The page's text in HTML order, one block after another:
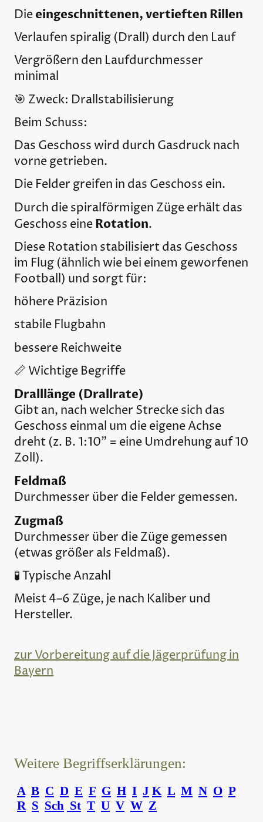
Dieeingeschnittenen, vertieften Rillen
Verlaufen spiralig (Drall) durch den Lauf
Vergrößern den Laufdurchmesser
minimal
🎯 Zweck: Drallstabilisierung
Beim Schuss:
Das Geschoss wird durch Gasdruck nach
vorne getrieben.
Die Felder greifen in das Geschoss ein.
Durch die spiralförmigen Züge erhält das
Geschoss eineRotation.
Diese Rotation stabilisiert das Geschoss
im Flug (ähnlich wie bei einem geworfenen
Football) und sorgt für:
höhere Präzision
stabile Flugbahn
bessere Reichweite
📏 Wichtige Begriffe
Dralllänge (Drallrate)
Gibt an, nach welcher Strecke sich das
Geschoss einmal um die eigene Achse
dreht (z. B. 1:10" = eine Umdrehung auf 10
Zoll).
Feldmaß
Durchmesser über die Felder gemessen.
Zugmaß
Durchmesser über die Züge gemessen
(etwas größer als Feldmaß).
🧪 Typische Anzahl
Meist 4–6 Züge, je nach Kaliber und
Hersteller.
zur Vorbereitung auf die Jägerprüfung in
Bayern
Weitere Begriffserklärungen:
A B C D E F G H I J K L M N O P
R S Sch St T U V W Z